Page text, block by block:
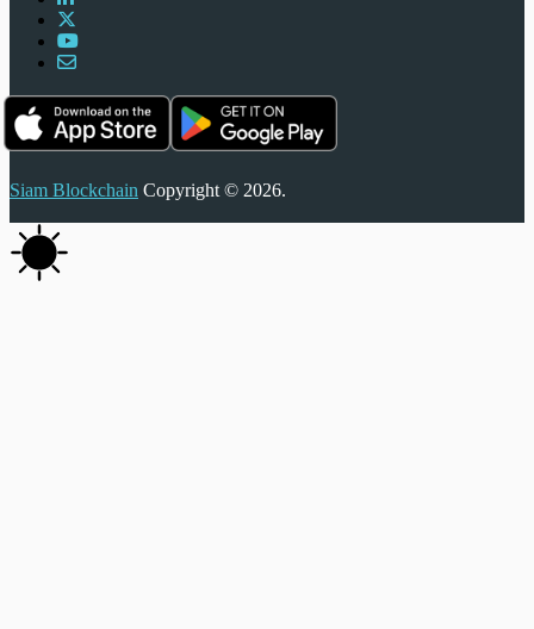
Siam Blockchain Copyright © 2026.